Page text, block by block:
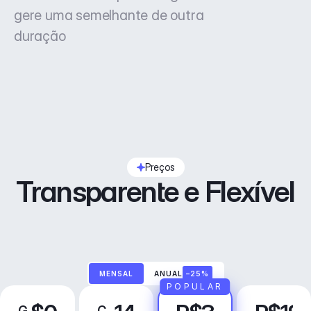
gere uma semelhante de outra
duração
Preços
Transparente e Flexível
MENSAL ANUAL –25%
POPULAR